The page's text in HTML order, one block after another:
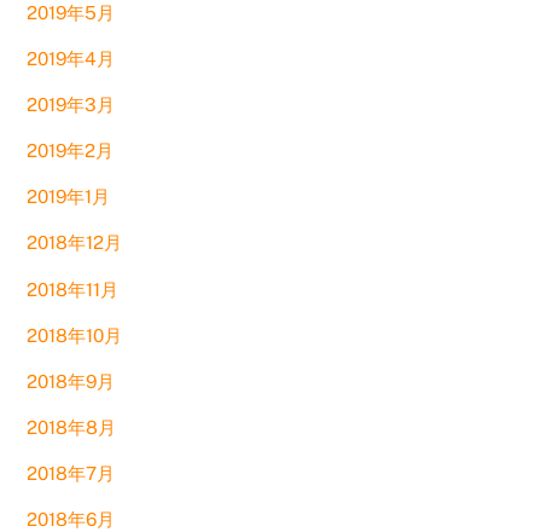
2019年5月
2019年4月
2019年3月
2019年2月
2019年1月
2018年12月
2018年11月
2018年10月
2018年9月
2018年8月
2018年7月
2018年6月